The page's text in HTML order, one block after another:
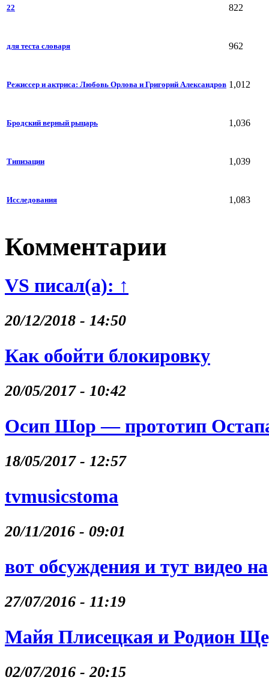
22 822
для теста словаря 962
Режиссер и актриса: Любовь Орлова и Григорий Александров 1,012
Бродский верный рыцарь 1,036
Типизации 1,039
Исследования 1,083
Комментарии
VS писал(а): ↑
20/12/2018 - 14:50
Как обойти блокировку
20/05/2017 - 10:42
Осип Шор — прототип
18/05/2017 - 12:57
tvmusicstoma
20/11/2016 - 09:01
вот обсуждения и тут видео на
27/07/2016 - 11:19
Майя Плисецкая и Родион
02/07/2016 - 20:15